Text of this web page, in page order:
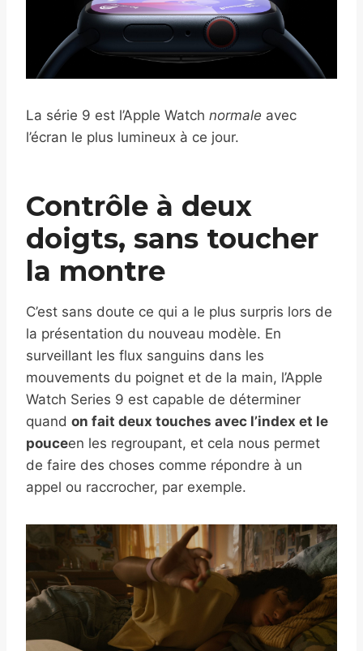
La série 9 est l’Apple Watch normale avec
l’écran le plus lumineux à ce jour.
Contrôle à deux
doigts, sans toucher
la montre
C’est sans doute ce qui a le plus surpris lors de
la présentation du nouveau modèle. En
surveillant les flux sanguins dans les
mouvements du poignet et de la main, l’Apple
Watch Series 9 est capable de déterminer
quand on fait deux touches avec l’index et le
pouceen les regroupant, et cela nous permet
de faire des choses comme répondre à un
appel ou raccrocher, par exemple.